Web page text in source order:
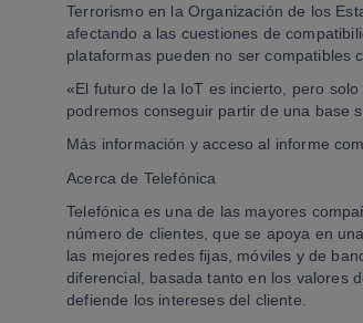
Terrorismo en la Organización de los
afectando a las cuestiones de
plataformas pueden no ser compatibles
«El futuro de la IoT es incierto, pero
podremos conseguir partir de una base
Más información y acceso al informe
Acerca de Telefónica
Telefónica es una de las mayores
número de clientes, que se apoya en
las mejores redes fijas, móviles y de
diferencial, basada tanto en los valores
defiende los intereses del cliente.